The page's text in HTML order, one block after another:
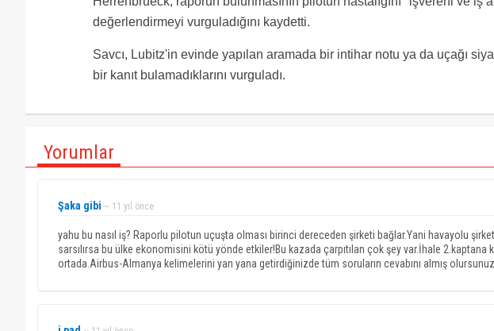
değerlendirmeyi vurguladığını kaydetti.
Savcı, Lubitz'in evinde yapılan aramada bir intihar notu ya da uçağı
bir kanıt bulamadıklarını vurguladı.
Yorumlar
Şaka gibi ~ 11 yıl önce
yahu bu nasıl iş? Raporlu pilotun uçuşta olması birinci dereceden şirketi bağlar.Yani havayolu
sarsılırsa bu ülke ekonomisini kötü yönde etkiler!Bu kazada çarpıtılan çok şey var.İhale 2.kaptana
ortada.Airbus-Almanya kelimelerini yan yana getirdiğinizde tüm soruların cevabını almış olursunuz.